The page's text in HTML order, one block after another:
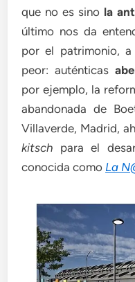
que no es sino la
último nos da
por el patrimonio,
peor: auténticas
por ejemplo, la
abandonada de
Villaverde, Madrid,
kitsch para el
conocida como La